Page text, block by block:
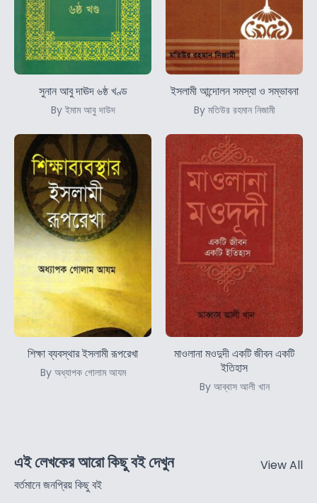
সুনান আবু দাঊদ ৬ষ্ঠ খণ্ড
By ইমাম আবু দাউদ
ইসলামী আন্দোলন সমস্যা ও সম্ভাবনা
By মতিউর রহমান নিজামী
শিক্ষা ব্যবস্থার ইসলামী রূপরেখা
By অধ্যাপক গোলাম আযম
মাওলানা মওদুদী একটি জীবন একটি
ইতিহাস
By আব্বাস আলী খান
এই লেখকের আরো কিছু বই দেখুন
বর্তমানে জনপ্রিয় কিছু বই
View All